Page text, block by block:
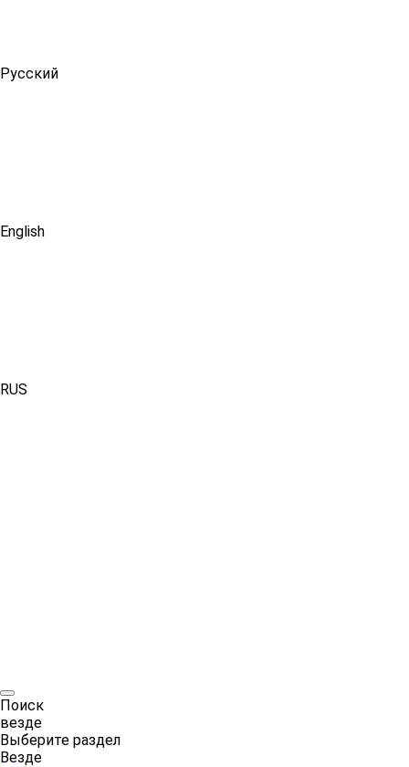
Русский
English
RUS
Поиск
везде
Выберите раздел
Везде